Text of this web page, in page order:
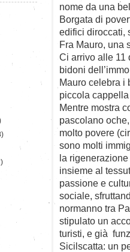
nome da una
Borgata di
edifici diroccati,
Fra Mauro, una
Ci arrivo alle 11
bidoni
Mauro celebra i
piccola
Mentre mostra
pascolano
molto povere
sono molti
la
insieme al
passione e
sociale,
normanno tra
stipulato un
turisti, e già
Sicilscatta: un